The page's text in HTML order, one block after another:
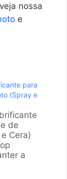
nossa
e
para
(Spray e
de
Cera)
a